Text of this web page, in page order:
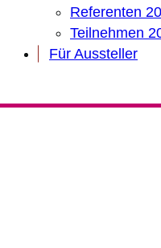
Referenten
Teilnehmen
Für Aussteller